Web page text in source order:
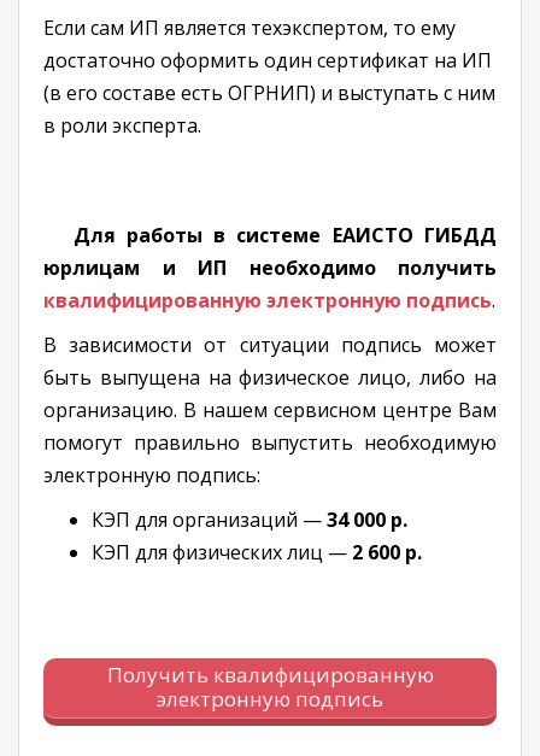
Если сам ИП является техэкспертом, то ему
достаточно оформить один сертификат на ИП
(в его составе есть ОГРНИП) и выступать с ним
в роли эксперта.
Для работы в системе ЕАИСТО ГИБДД
юрлицам и ИП необходимо получить
квалифицированную электронную подпись.
В зависимости от ситуации подпись может
быть выпущена на физическое лицо, либо на
организацию. В нашем сервисном центре Вам
помогут правильно выпустить необходимую
электронную подпись:
КЭП для организаций —34 000 р.
КЭП для физических лиц — 2 600 р.
Получить квалифицированную
электронную подпись